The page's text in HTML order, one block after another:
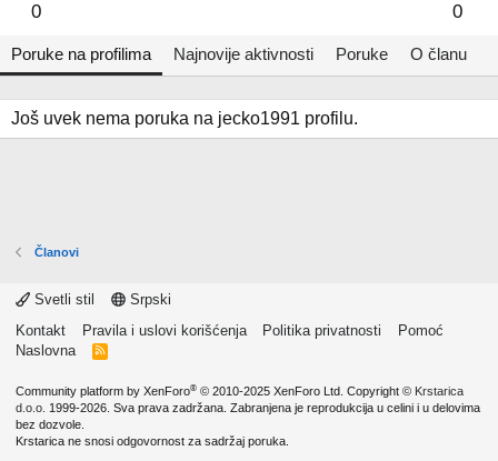
0 0
Poruke na profilima Najnovije aktivnosti Poruke O članu
Još uvek nema poruka na jecko1991 profilu.
Članovi
Svetli stil
Srpski
Kontakt
Pravila i uslovi korišćenja Politika privatnosti
Pomoć
Naslovna
R
Community platform by XenForo® © 2010-2025 XenForo Ltd. Copyright © Krstarica
d.o.o. 1999-2026. Sva prava zadržana. Zabranjena je reprodukcija u celini i u delovima
bez dozvole.
Krstarica ne snosi odgovornost za sadržaj poruka.